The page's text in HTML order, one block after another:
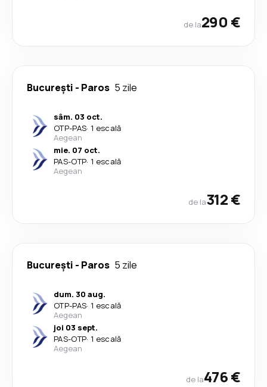
de la290 €
București - Paros 5 zile
sâm. 03 oct.
OTP-PAS· 1 escală
Aegean
mie. 07 oct.
PAS-OTP· 1 escală
Aegean
de la312 €
București - Paros 5 zile
dum. 30 aug.
OTP-PAS· 1 escală
Aegean
joi 03 sept.
PAS-OTP· 1 escală
Aegean
de la476 €